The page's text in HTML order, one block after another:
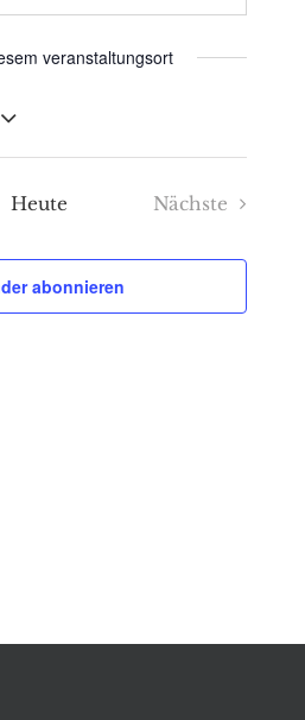
veranstaltungsort
Heute
Nächste
abonnieren